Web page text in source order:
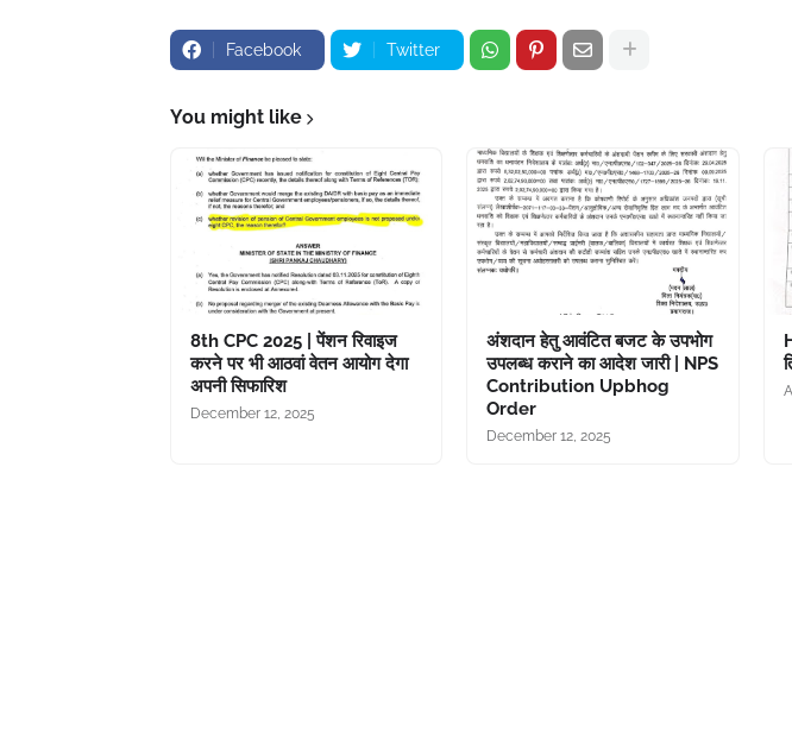
Facebook Twitter
You might like
8th CPC 2025 | पेंशन रिवाइज
करने पर भी आठवां वेतन आयोग देगा
अपनी सिफारिश
December 12, 2025
अंशदान हेतु आवंटित बजट के उपभोग
उपलब्ध कराने का आदेश जारी | NPS
Contribution Upbhog
Order
December 12, 2025